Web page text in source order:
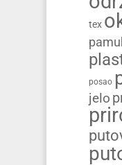
tex
posao
jelo